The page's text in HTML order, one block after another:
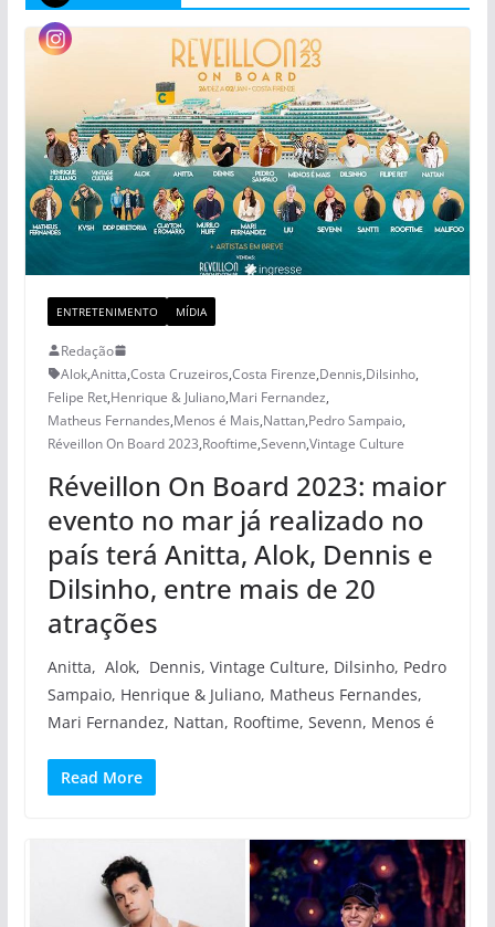
ENTRETENIMENTO MÍDIA
Redação
Alok,Anitta,Costa Cruzeiros,Costa Firenze,Dennis,Dilsinho,
Felipe Ret,Henrique & Juliano,Mari Fernandez,
Matheus Fernandes,Menos é Mais,Nattan,Pedro Sampaio,
Réveillon On Board 2023,Rooftime,Sevenn,Vintage Culture
Réveillon On Board 2023: maior
evento no mar já realizado no
país terá Anitta, Alok, Dennis e
Dilsinho, entre mais de 20
atrações
Anitta, Alok, Dennis, Vintage Culture, Dilsinho, Pedro
Sampaio, Henrique & Juliano, Matheus Fernandes,
Mari Fernandez, Nattan, Rooftime, Sevenn, Menos é
Read More